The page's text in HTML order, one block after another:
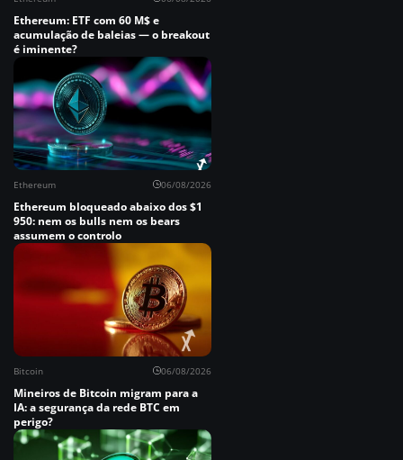
Ethereum: ETF com 60 M$ e
acumulação de baleias — o breakout
é iminente?
Ethereum 06/08/2026
Ethereum bloqueado abaixo dos $1
950: nem os bulls nem os bears
assumem o controlo
Bitcoin 06/08/2026
Mineiros de Bitcoin migram para a
IA: a segurança da rede BTC em
perigo?